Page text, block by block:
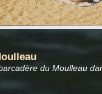
du Moulleau